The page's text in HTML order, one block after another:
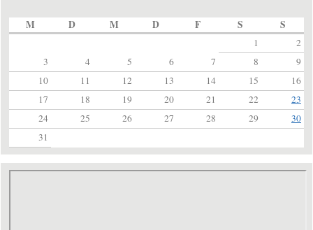
M D M D F S S
1
2
3
4 5 6 7 8
9
10
11 12 13 14 15
16
17
18 19 20 21 22
23
24
25 26 27 28 29
30
31